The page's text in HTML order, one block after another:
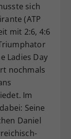
sich
(ATP
mit 2:6, 4:6
Ladies Day
nochmals
Im
Seine
Daniel